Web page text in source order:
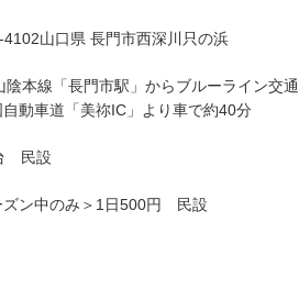
4102山口県 長門市西深川只の浜
陰本線「長門市駅」からブルーライン交
自動車道「美祢IC」より車で約40分
民設
ズン中のみ＞1日500円 民設